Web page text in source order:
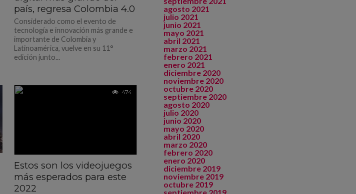
país, regresa Colombia 4.0
Considerado como el evento de
tecnología e innovación más grande e
importante de Colombia y
Latinoamérica, vuelve en su 11°
edición junto...
474
Estos son los videojuegos
más esperados para este
2022
agosto 2021
julio 2021
junio 2021
mayo 2021
abril 2021
marzo 2021
febrero 2021
enero 2021
diciembre 2020
noviembre 2020
octubre 2020
septiembre 2020
agosto 2020
julio 2020
junio 2020
mayo 2020
abril 2020
marzo 2020
febrero 2020
enero 2020
diciembre 2019
noviembre 2019
octubre 2019